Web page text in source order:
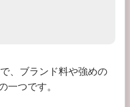
、ブランド料や強めの
一つです。